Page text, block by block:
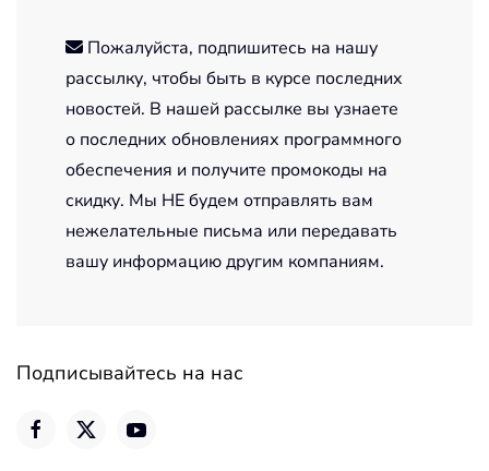
Пожалуйста, подпишитесь на нашу
рассылку, чтобы быть в курсе последних
новостей. В нашей рассылке вы узнаете
о последних обновлениях программного
обеспечения и получите промокоды на
скидку. Мы НЕ будем отправлять вам
нежелательные письма или передавать
вашу информацию другим компаниям.
Подписывайтесь на нас